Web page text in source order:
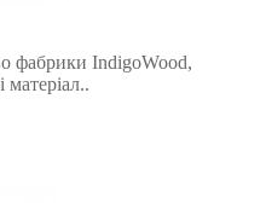
фабрики IndigoWood,